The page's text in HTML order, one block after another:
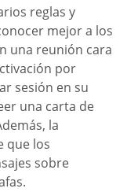
reglas y
mejor a los
una reunión cara
por
sesión en su
una carta de
la
que los
sobre